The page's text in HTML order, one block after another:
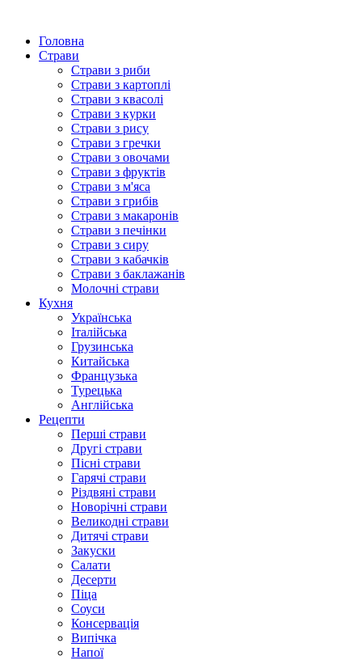
Головна
Страви
Страви з риби
Страви з картоплі
Страви з квасолі
Страви з курки
Страви з рису
Страви з гречки
Страви з овочами
Страви з фруктів
Страви з м'яса
Страви з грибів
Страви з макаронів
Страви з печінки
Страви з сиру
Страви з кабачків
Страви з баклажанів
Молочні страви
Кухня
Українська
Італійська
Грузинська
Китайська
Французька
Турецька
Англійська
Рецепти
Перші страви
Другі страви
Пісні страви
Гарячі страви
Різдвяні страви
Новорічні страви
Великодні страви
Дитячі страви
Закуски
Салати
Десерти
Піца
Соуси
Консервація
Випічка
Напої